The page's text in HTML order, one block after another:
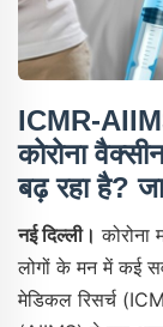
ICMR-
कोरोना
बढ़ रहा है?
नई दिल्ली। कोरोना
लोगों के मन में कई
मेडिकल रिसर्च